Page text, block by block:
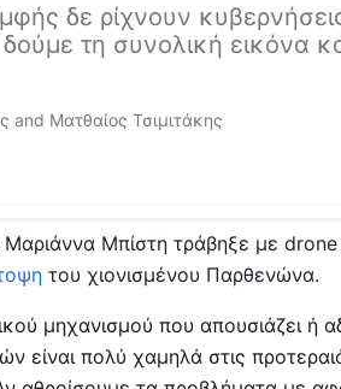
δε ρίχνουν
τη συνολική εικόνα
and Ματθαίος Τσιμιτάκης
Μαριάννα Μπίστη τράβηξε με
του χιονισμένου Παρθενώνα.
μηχανισμού που απουσιάζει ή
είναι πολύ χαμηλά στις